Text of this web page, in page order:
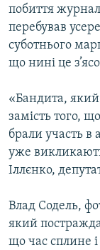
побиття
перебував
суботнього
що нині це
«Бандита,
замість того,
брали участь в
уже
Іллєнко,
Влад Содель,
який
що час сплине